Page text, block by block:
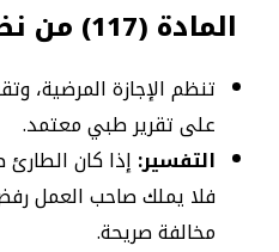
المادة (117) من نظام العمل
تنظم الإجازة المرضية،
على تقرير طبي معتمد.
التفسير: إذا كان الطارئ
فلا يملك صاحب العمل
مخالفة صريحة.